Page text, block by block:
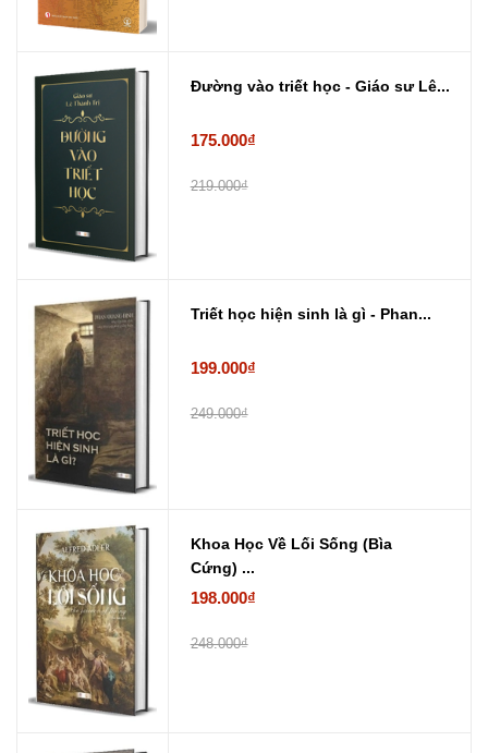
Đường vào triết học - Giáo sư Lê...
175.000₫
219.000₫
Triết học hiện sinh là gì - Phan...
199.000₫
249.000₫
Khoa Học Về Lối Sống (Bìa
Cứng) ...
198.000₫
248.000₫